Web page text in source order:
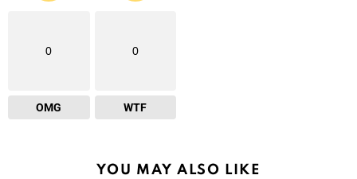
0
OMG
0
WTF
YOU MAY ALSO LIKE